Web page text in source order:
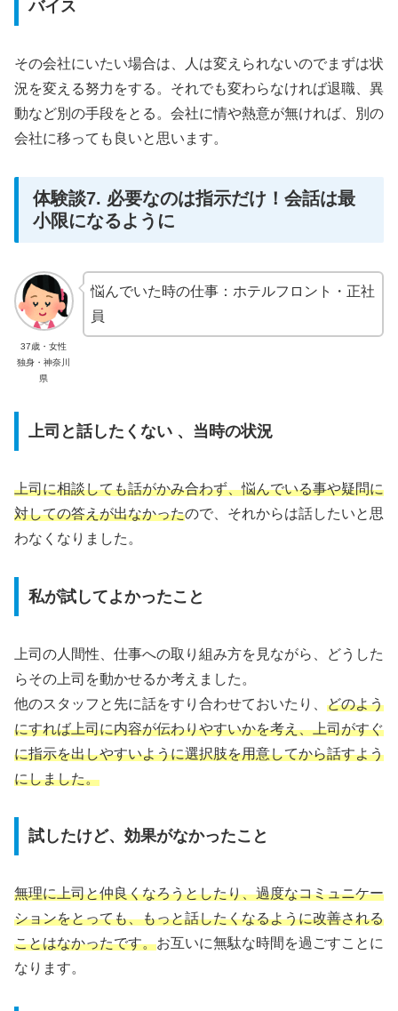
バイス
その会社にいたい場合は、人は変えられないのでまずは状
況を変える努力をする。それでも変わらなければ退職、異
動など別の手段をとる。会社に情や熱意が無ければ、別の
会社に移っても良いと思います。
体験談7. 必要なのは指示だけ！会話は最
小限になるように
37歳・女性
独身・神奈川
県
悩んでいた時の仕事：ホテルフロント・正社
員
上司と話したくない 、当時の状況
上司に相談しても話がかみ合わず、悩んでいる事や疑問に
対しての答えが出なかったので、それからは話したいと思
わなくなりました。
私が試してよかったこと
上司の人間性、仕事への取り組み方を見ながら、どうした
らその上司を動かせるか考えました。
他のスタッフと先に話をすり合わせておいたり、 どのよう
にすれば上司に内容が伝わりやすいかを考え、上司がすぐ
に指示を出しやすいように選択肢を用意してから話すよう
にしました。
試したけど、効果がなかったこと
無理に上司と仲良くなろうとしたり、過度なコミュニケー
ションをとっても、もっと話したくなるように改善される
ことはなかったです。お互いに無駄な時間を過ごすことに
なります。